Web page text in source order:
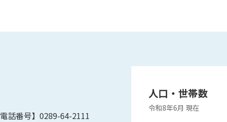
電話番号】0289-64-2111
人口・世帯数
令和8年6月 現在